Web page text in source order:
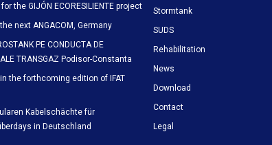
the GIJÓN ECORESILIENTE project
next ANGACOM, Germany
PE CONDUCTA DE
TRANSGAZ Podisor-Constanta
the forthcoming edition of IFAT
Kabelschächte für
in Deutschland
Stormtank
SUDS
Rehabilitation
News
Download
Contact
Legal